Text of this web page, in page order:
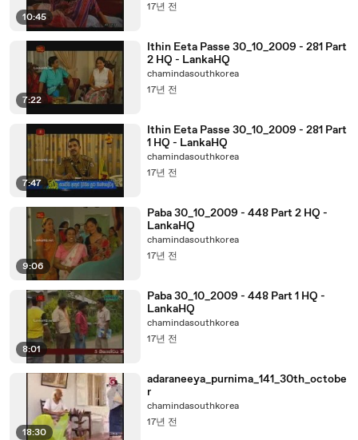
10:45
17년 전
7:22
Ithin Eeta Passe 30_10_2009 - 281 Part
2 HQ - LankaHQ
chamindasouthkorea
17년 전
7:47
Ithin Eeta Passe 30_10_2009 - 281 Part
1 HQ - LankaHQ
chamindasouthkorea
17년 전
9:06
Paba 30_10_2009 - 448 Part 2 HQ -
LankaHQ
chamindasouthkorea
17년 전
8:01
Paba 30_10_2009 - 448 Part 1 HQ -
LankaHQ
chamindasouthkorea
17년 전
18:30
adaraneeya_purnima_141_30th_octobe
r
chamindasouthkorea
17년 전